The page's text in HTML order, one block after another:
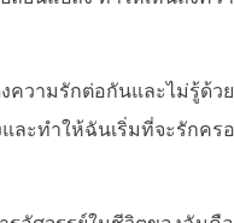
วามรักต่อกันและไม่รู้ด้ว
ละทำให้ฉันเริ่มที่จะรักค